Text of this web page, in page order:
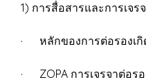
1) การสื่อสารและการเจ
· หลักของการต่อรองเกิ
· ZOPA การเจรจาต่อ